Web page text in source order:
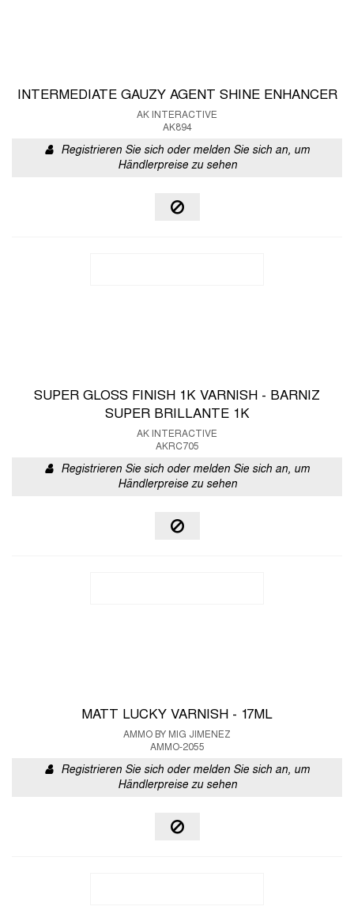
INTERMEDIATE GAUZY AGENT SHINE ENHANCER
AK INTERACTIVE
AK894
Registrieren Sie sich oder melden Sie sich an, um
Händlerpreise zu sehen
SUPER GLOSS FINISH 1K VARNISH - BARNIZ
SUPER BRILLANTE 1K
AK INTERACTIVE
AKRC705
Registrieren Sie sich oder melden Sie sich an, um
Händlerpreise zu sehen
MATT LUCKY VARNISH - 17ML
AMMO BY MIG JIMENEZ
AMMO-2055
Registrieren Sie sich oder melden Sie sich an, um
Händlerpreise zu sehen